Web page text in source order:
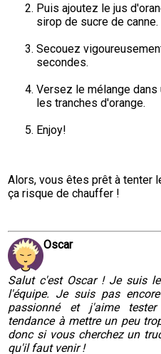
Puis ajoutez le jus
sirop de sucre de canne.
Secouez
secondes.
Versez le mélange
les tranches d'orange.
Enjoy!
Alors, vous êtes prêt à tenter
ça risque de chauffer !
Oscar
Salut c'est Oscar ! Je suis
l'équipe. Je suis pas
passionné et j'aime
tendance à mettre un peu
donc si vous cherchez un
qu'il faut venir !